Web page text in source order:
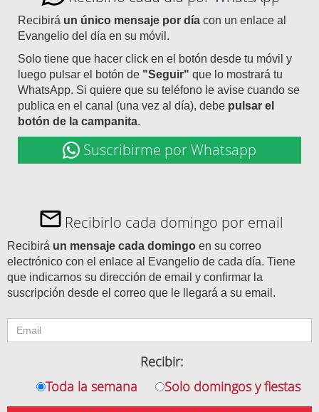
Recibirá un único mensaje por día con un enlace al
Evangelio del día en su móvil.
Solo tiene que hacer click en el botón desde tu móvil y
luego pulsar el botón de "Seguir" que lo mostrará tu
WhatsApp. Si quiere que su teléfono le avise cuando se
publica en el canal (una vez al día), debe pulsar el
botón de la campanita.
Suscribirme por Whatsapp
Recibirlo cada domingo por email
Recibirá un mensaje cada domingo en su correo
electrónico con el enlace al Evangelio de cada día. Tiene
que indicarnos su dirección de email y confirmar la
suscripción desde el correo que le llegará a su email.
Recibir:
Toda la semana
Solo domingos y fiestas